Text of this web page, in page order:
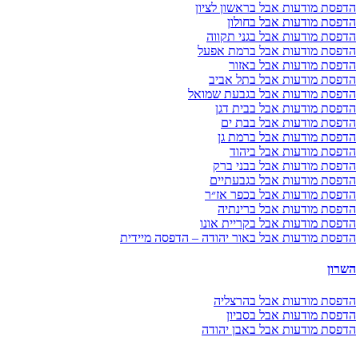
הדפסת מודעות אבל בראשון לציון
הדפסת מודעות אבל בחולון
הדפסת מודעות אבל בגני תקווה
הדפסת מודעות אבל ברמת אפעל
הדפסת מודעות אבל באזור
הדפסת מודעות אבל בתל אביב
הדפסת מודעות אבל בגבעת שמואל
הדפסת מודעות אבל בבית דגן
הדפסת מודעות אבל בבת ים
הדפסת מודעות אבל ברמת גן
הדפסת מודעות אבל ביהוד
הדפסת מודעות אבל בבני ברק
הדפסת מודעות אבל בגבעתיים
הדפסת מודעות אבל בכפר אז״ר
הדפסת מודעות אבל ברינתיה
הדפסת מודעות אבל בקריית אונו
הדפסת מודעות אבל באור יהודה – הדפסה מיידית
השרון
הדפסת מודעות אבל בהרצליה
הדפסת מודעות אבל בסביון
הדפסת מודעות אבל באבן יהודה